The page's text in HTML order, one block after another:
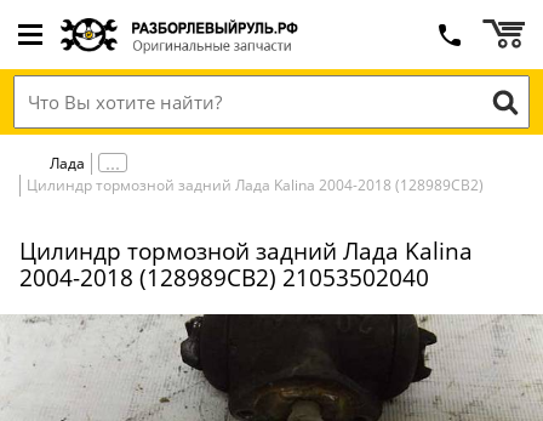
Лада
Цилиндр тормозной задний Лада Kalina 2004-2018 (128989СВ2)
Цилиндр тормозной задний Лада Kalina
2004-2018 (128989СВ2) 21053502040